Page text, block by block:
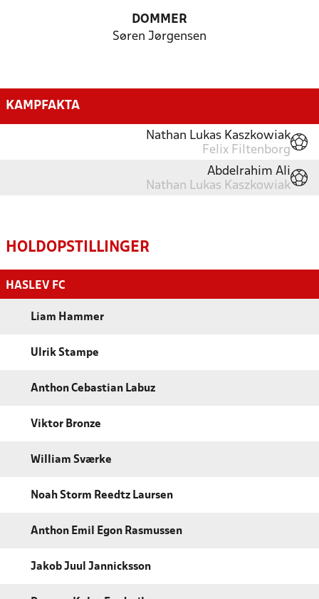
DOMMER
Søren Jørgensen
KAMPFAKTA
Nathan Lukas Kaszkowiak
Felix Filtenborg
Abdelrahim Ali
Nathan Lukas Kaszkowiak
HOLDOPSTILLINGER
HASLEV FC
Liam Hammer
Ulrik Stampe
Anthon Cebastian Labuz
Viktor Bronze
William Sværke
Noah Storm Reedtz Laursen
Anthon Emil Egon Rasmussen
Jakob Juul Jannicksson